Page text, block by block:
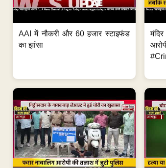
AAI में नौकरी और 60 हजार स्टाइफंड
का झांसा